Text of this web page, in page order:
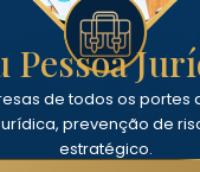
Pessoa
de todos os portes
prevenção de
estratégico.